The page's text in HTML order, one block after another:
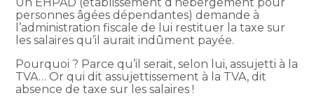
personnes âgées dépendantes) demande à
l’administration fiscale de lui restituer la taxe sur
les salaires qu’il aurait indûment payée.
Pourquoi ? Parce qu’il serait, selon lui, assujetti à la
TVA… Or qui dit assujettissement à la TVA, dit
absence de taxe sur les salaires !